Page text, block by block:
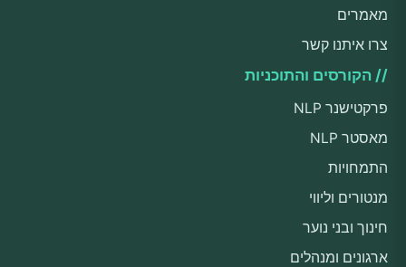
מאמרים
צרו איתנו קשר
// הקורסים והתוכניות
פרקטישנר NLP
מאסטר NLP
התמחויות
מנטורים וליווי
חינוך ובני נוער
ארגונים ומנהלים